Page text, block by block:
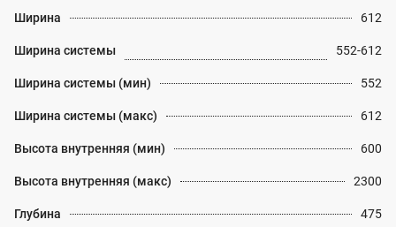
Ширина 612
Ширина системы 552-612
Ширина системы (мин) 552
Ширина системы (макс) 612
Высота внутренняя (мин) 600
Высота внутренняя (макс) 2300
Глубина 475